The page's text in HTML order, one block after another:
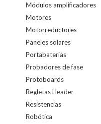
Módulos amplificadores
Motores
Motorreductores
Paneles solares
Portabaterias
Probadores de fase
Protoboards
Regletas Header
Resistencias
Robótica